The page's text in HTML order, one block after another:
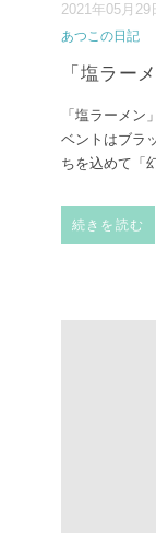
2021年05月29
あつこの日記
「塩ラー
「塩ラーメン
ベントはブラ
ちを込めて「
続きを読む